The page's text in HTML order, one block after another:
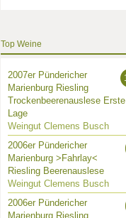
Top Weine
2007er Pündericher
Marienburg Riesling
Trockenbeerenauslese Erste
Lage
Weingut Clemens Busch
2006er Pündericher
Marienburg >Fahrlay<
Riesling Beerenauslese
Weingut Clemens Busch
2006er Pündericher
Marienburg Riesling